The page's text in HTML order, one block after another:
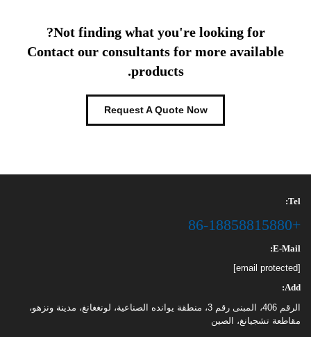
Not finding what you're looking for?
Contact our consultants for more available
products.
Request A Quote Now
Tel:
+86-18858815880
E-Mail:
[email protected]
Add:
الرقم 406، المبنى رقم 3، منطقة يوانده الصناعية، لونغغانغ، مدينة ونزهو،
مقاطعة تشجيانغ، الصين